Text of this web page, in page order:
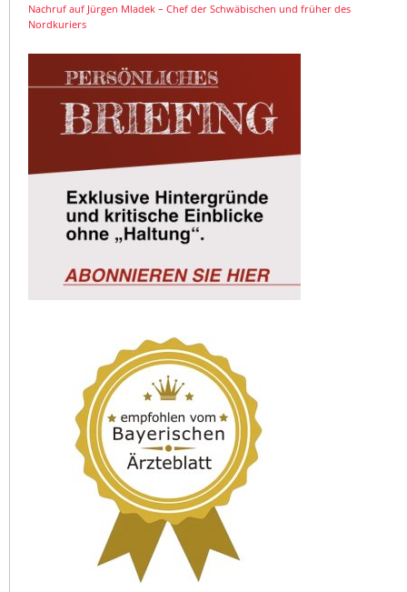
Nachruf auf Jürgen Mladek – Chef der Schwäbischen und früher des
Nordkuriers